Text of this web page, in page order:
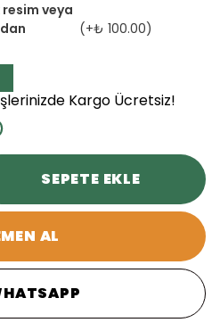
veya
(+₺ 100.00)
Kargo Ücretsiz!
SEPETE EKLE
AL